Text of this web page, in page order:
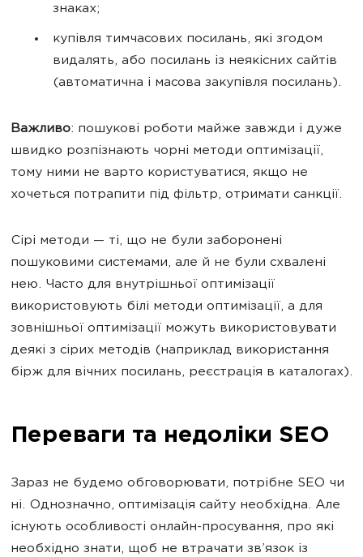
знаках;
купівля тимчасових посилань, які згодом
видалять, або посилань із неякісних сайтів
(автоматична і масова закупівля посилань).
Важливо: пошукові роботи майже завжди і дуже
швидко розпізнають чорні методи оптимізації,
тому ними не варто користуватися, якщо не
хочеться потрапити під фільтр, отримати санкції.
Сірі методи — ті, що не були заборонені
пошуковими системами, але й не були схвалені
нею. Часто для внутрішньої оптимізації
використовують білі методи оптимізації, а для
зовнішньої оптимізації можуть використовувати
деякі з сірих методів (наприклад використання
бірж для вічних посилань, реєстрація в каталогах).
Переваги та недоліки SEO
Зараз не будемо обговорювати, потрібне SEO чи
ні. Однозначно, оптимізація сайту необхідна. Але
існують особливості онлайн-просування, про які
необхідно знати, щоб не втрачати зв’язок із